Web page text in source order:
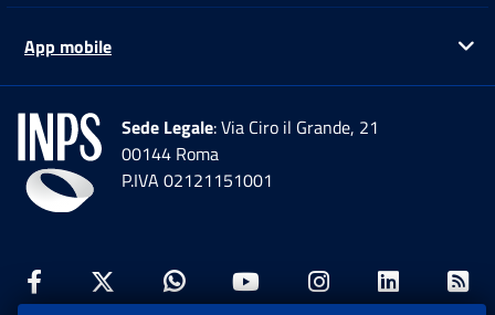
App mobile
Sede Legale: Via Ciro il Grande, 21
00144 Roma
P.IVA 02121151001
Facebook: Apre una nuova finestra
Twitter: Apre una nuova finestra
Whatsapp: Apre una nuova
Youtube: Apre una
Instagram: